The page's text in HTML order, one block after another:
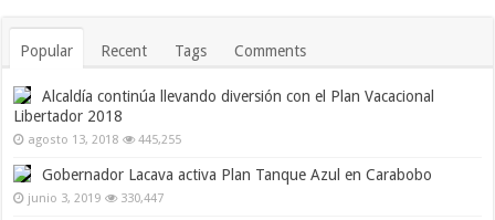
Popular Recent Tags Comments
Alcaldía continúa llevando diversión con el Plan Vacacional
Libertador 2018
agosto 13, 2018 445,255
Gobernador Lacava activa Plan Tanque Azul en Carabobo
junio 3, 2019 330,447